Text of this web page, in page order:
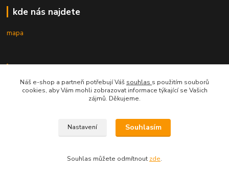
kde nás najdete
mapa
mobil 605 268 512
Náš e-shop a partneři potřebují Váš souhlas s použitím souborů
cookies, aby Vám mohli zobrazovat informace týkající se Vašich
zájmů. Děkujeme.
Nastavení Souhlasím
Souhlas můžete odmítnout zde.